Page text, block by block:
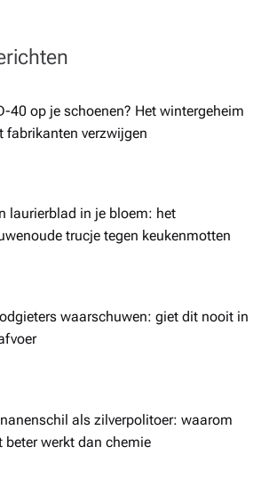
40 op je schoenen? Het wintergeheim
fabrikanten verzwijgen
laurierblad in je bloem: het
trucje tegen keukenmotten
waarschuwen: giet dit nooit in
als zilverpolitoer: waarom
beter werkt dan chemie